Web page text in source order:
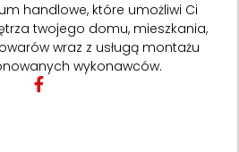
handlowe, które umożliwi Ci
twojego domu, mieszkania,
wraz z usługą montażu
wykonawców.
F
a